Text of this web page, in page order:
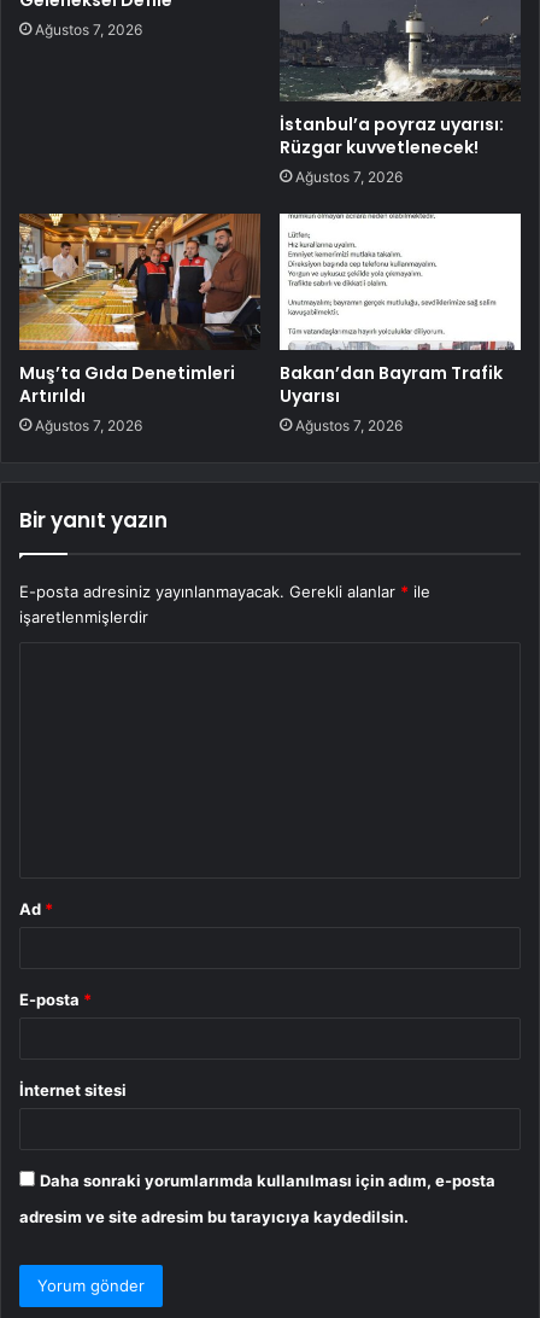
Ağustos 7, 2026
İstanbul’a poyraz uyarısı:
Rüzgar kuvvetlenecek!
Ağustos 7, 2026
Muş’ta Gıda Denetimleri
Artırıldı
Ağustos 7, 2026
Bakan’dan Bayram Trafik
Uyarısı
Ağustos 7, 2026
Bir yanıt yazın
E-posta adresiniz yayınlanmayacak. Gerekli alanlar * ile
işaretlenmişlerdir
Ad *
E-posta *
İnternet sitesi
Daha sonraki yorumlarımda kullanılması için adım, e-posta
adresim ve site adresim bu tarayıcıya kaydedilsin.